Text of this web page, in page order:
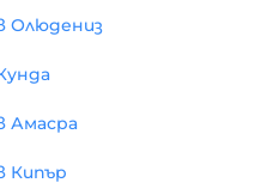
Олюдениз
Амасра
Кипър